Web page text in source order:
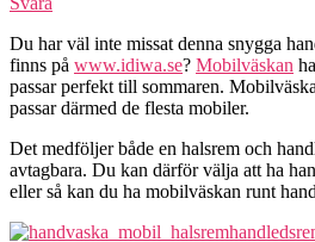
Du har väl inte missat denna snygga
finns på www.idiwa.se? Mobilväskan
passar perfekt till sommaren.
passar därmed de flesta mobiler.
Det medföljer både en halsrem och
avtagbara. Du kan därför välja att ha
eller så kan du ha mobilväskan runt